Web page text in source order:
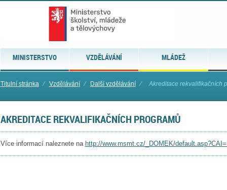
MINISTERSTVO VZDĚLÁVÁNÍ MLÁDEŽ
Titulní stránka ⁄ Vzdělávání ⁄ Další vzdělávání ⁄ Akreditace rekvalifikačních
AKREDITACE REKVALIFIKAČNÍCH PROGRAMŮ
Více informací naleznete na http://www.msmt.cz/_DOMEK/